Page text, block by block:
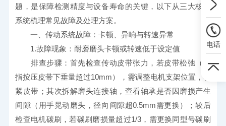
题，是保障检测精度与设备寿命的关键，以下从三大核心
系统梳理常见故障及处理方案。
一、传动系统故障：卡顿、异响与转速异常
1.故障现象：耐磨磨头卡顿或转速低于设定值
排查步骤：首先检查传动皮带张力，若皮带松弛（手
指按压皮带下垂量超过10mm），需调整电机支架位置，收
紧皮带；其次拆解磨头连接轴，查看轴承是否因磨损产生
间隙（用手晃动磨头，径向间隙超0.5mm需更换）；较后
检查电机碳刷，若碳刷磨损量超过1/3，需更换同型号碳刷
电话